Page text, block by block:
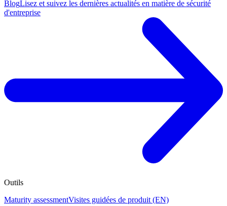
BlogLisez et suivez les dernières actualités en matière de sécurité
d'entreprise
Outils
Maturity assessmentVisites guidées de produit (EN)